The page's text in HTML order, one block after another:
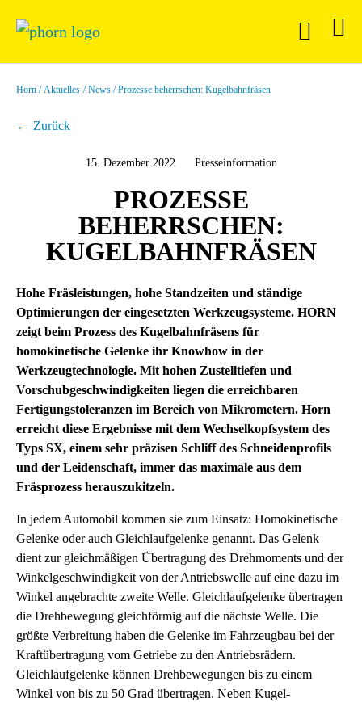
Horn Aktuelles News Prozesse beherrschen: Kugelbahnfräsen
Zurück
15. Dezember 2022 Presseinformation
PROZESSE
BEHERRSCHEN:
KUGELBAHNFRÄSEN
Hohe Fräsleistungen, hohe Standzeiten und ständige
Optimierungen der eingesetzten Werkzeugsysteme. HORN
zeigt beim Prozess des Kugelbahnfräsens für
homokinetische Gelenke ihr Knowhow in der
Werkzeugtechnologie. Mit hohen Zustelltiefen und
Vorschubgeschwindigkeiten liegen die erreichbaren
Fertigungstoleranzen im Bereich von Mikrometern. Horn
erreicht diese Ergebnisse mit dem Wechselkopfsystem des
Typs SX, einem sehr präzisen Schliff des Schneidenprofils
und der Leidenschaft, immer das maximale aus dem
Fräsprozess herauszukitzeln.
In jedem Automobil kommen sie zum Einsatz: Homokinetische
Gelenke oder auch Gleichlaufgelenke genannt. Das Gelenk
dient zur gleichmäßigen Übertragung des Drehmoments und der
Winkelgeschwindigkeit von der Antriebswelle auf eine dazu im
Winkel angebrachte zweite Welle. Gleichlaufgelenke übertragen
die Drehbewegung gleichförmig auf die nächste Welle. Die
größte Verbreitung haben die Gelenke im Fahrzeugbau bei der
Kraftübertragung vom Getriebe zu den Antriebsrädern.
Gleichlaufgelenke können Drehbewegungen bis zu einem
Winkel von bis zu 50 Grad übertragen. Neben Kugel-